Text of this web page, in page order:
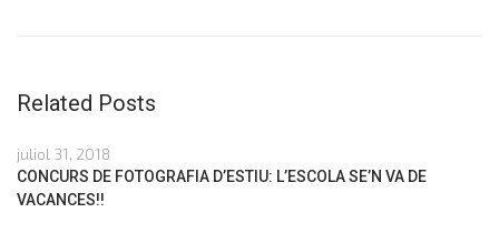
Related Posts
juliol 31, 2018
CONCURS DE FOTOGRAFIA D’ESTIU: L’ESCOLA SE’N VA DE
VACANCES!!